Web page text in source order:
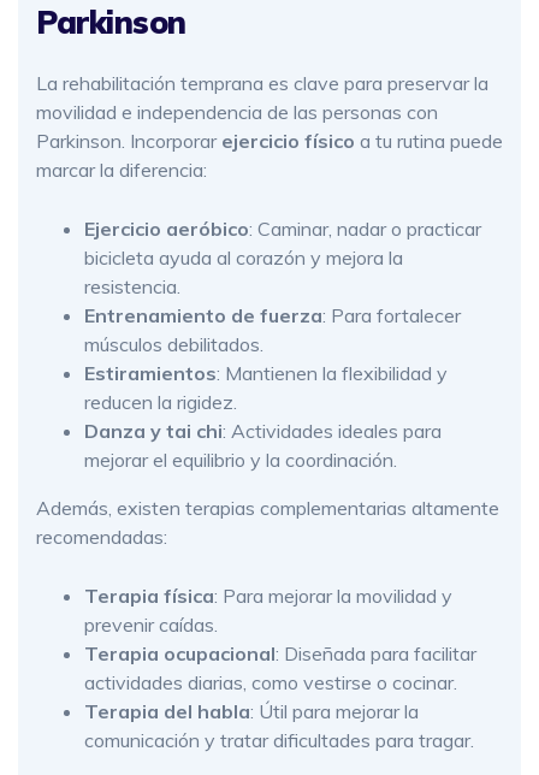
Parkinson
La rehabilitación temprana es clave para preservar la
movilidad e independencia de las personas con
Parkinson. Incorporar ejercicio físico a tu rutina puede
marcar la diferencia:
Ejercicio aeróbico: Caminar, nadar o practicar
bicicleta ayuda al corazón y mejora la
resistencia.
Entrenamiento de fuerza: Para fortalecer
músculos debilitados.
Estiramientos: Mantienen la flexibilidad y
reducen la rigidez.
Danza y tai chi: Actividades ideales para
mejorar el equilibrio y la coordinación.
Además, existen terapias complementarias altamente
recomendadas:
Terapia física: Para mejorar la movilidad y
prevenir caídas.
Terapia ocupacional: Diseñada para facilitar
actividades diarias, como vestirse o cocinar.
Terapia del habla: Útil para mejorar la
comunicación y tratar dificultades para tragar.